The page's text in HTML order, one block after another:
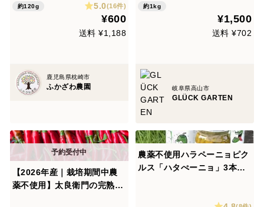
約120g 5.0(16件)
¥600
送料 ¥1,188
鹿児島県枕崎市
ふかざわ農園
約1kg
¥1,500
送料 ¥702
岐阜県高山市
GLÜCK GARTEN
【2026年産｜栽培期間中農
薬不使用】太良衛門の完熟赤
農薬不使用ハラペーニョピク
ルス「ハタぺーニョ」3本詰